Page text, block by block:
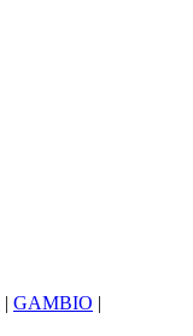
| GAMBIO |